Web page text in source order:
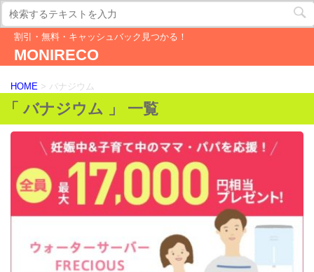
割引・無料・キャッシュバック見つかる！
MONIRECO
HOME > バナジウム
「 バナジウム 」 一覧